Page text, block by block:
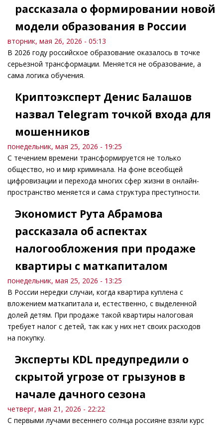
рассказала о формировании новой
модели образования в России
вторник, мая 26, 2026 - 05:13
В 2026 году российское образование оказалось в точке
серьезной трансформации. Меняется не образование, а
сама логика обучения.
Криптоэксперт Денис Балашов
назвал Telegram точкой входа для
мошенников
понедельник, мая 25, 2026 - 19:25
С течением времени трансформируется не только
общество, но и мир криминала. На фоне всеобщей
цифровизации и перехода многих сфер жизни в онлайн-
пространство меняется и сама структура преступности.
Экономист Рута Абрамова
рассказала об аспектах
налогообложения при продаже
квартиры с маткапиталом
понедельник, мая 25, 2026 - 13:25
В России нередки случаи, когда квартира куплена с
вложением маткапитала и, естественно, с выделенной
долей детям. При продаже такой квартиры налоговая
требует налог с детей, так как у них нет своих расходов
на покупку.
Эксперты KDL предупредили о
скрытой угрозе от грызунов в
начале дачного сезона
четверг, мая 21, 2026 - 22:22
С первыми лучами весеннего солнца россияне взяли курс